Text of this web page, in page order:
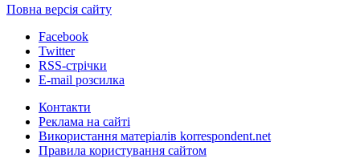
Повна версія сайту
Facebook
Twitter
RSS-стрічки
E-mail розсилка
Контакти
Реклама на сайті
Використання матеріалів korrespondent.net
Правила користування сайтом